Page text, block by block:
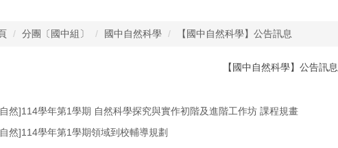
分團〔國中組〕 國中自然科學 【國中自然科學】公告訊息
【國中自然科學】公告訊息
然]114學年第1學期 自然科學探究與實作初階及進階工作坊 課程規畫
然]114學年第1學期領域到校輔導規劃